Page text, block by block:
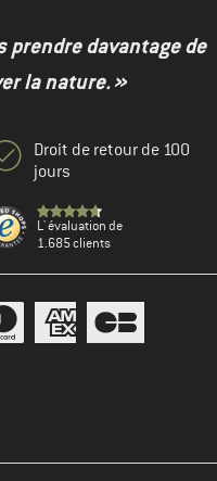
prendre davantage de
la nature. »
Droit de retour de 100
jours
L' évaluation de
1.685 clients